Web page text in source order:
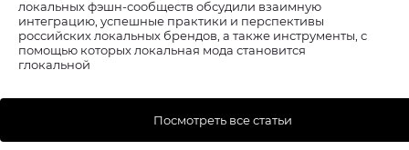
локальных фэшн-сообществ обсудили взаимную
интеграцию, успешные практики и перспективы
российских локальных брендов, а также инструменты, с
помощью которых локальная мода становится
глокальной
Посмотреть все статьи